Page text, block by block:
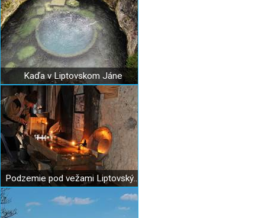
Kaďa v Liptovskom Jáne
Podzemie pod vežami Liptovský Ján